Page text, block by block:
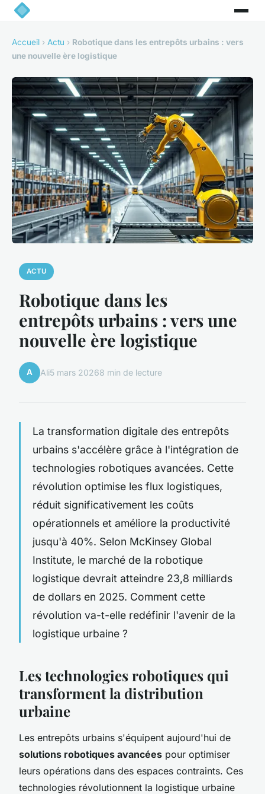
Accueil › Actu › Robotique dans les entrepôts urbains : vers
une nouvelle ère logistique
ACTU
Robotique dans les
entrepôts urbains : vers une
nouvelle ère logistique
A Ali5 mars 20268 min de lecture
La transformation digitale des entrepôts
urbains s'accélère grâce à l'intégration de
technologies robotiques avancées. Cette
révolution optimise les flux logistiques,
réduit significativement les coûts
opérationnels et améliore la productivité
jusqu'à 40%. Selon McKinsey Global
Institute, le marché de la robotique
logistique devrait atteindre 23,8 milliards
de dollars en 2025. Comment cette
révolution va-t-elle redéfinir l'avenir de la
logistique urbaine ?
Les technologies robotiques qui
transforment la distribution
urbaine
Les entrepôts urbains s'équipent aujourd'hui de
solutions robotiques avancées pour optimiser
leurs opérations dans des espaces contraints. Ces
technologies révolutionnent la logistique urbaine